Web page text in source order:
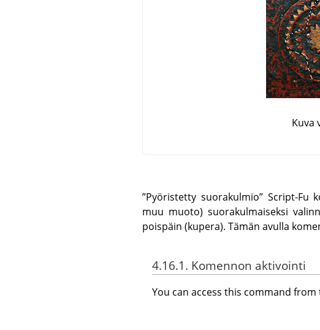
Kuva
”Pyöristetty suorakulmio”Script-Fu
muu muoto) suorakulmaiseksi
poispäin (kupera). Tämän avulla
4.16.1. Komennon aktivointi
You can access this command